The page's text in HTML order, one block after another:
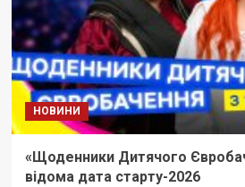
НОВИНИ
«Щоденники Дитячого
відома дата старту-2026